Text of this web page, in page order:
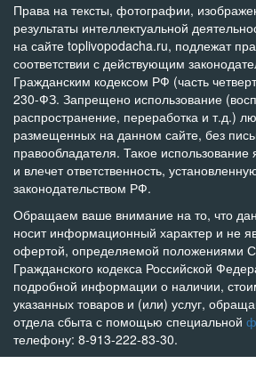
Права на тексты, фотографии,
результаты интеллектуальной
на сайте toplivopodacha.ru, подлежат
соответствии с действующим
Гражданским кодексом РФ (часть
230-ФЗ. Запрещено использование
распространение, переработка и т.д.)
размещенных на данном сайте, без
правообладателя. Такое использование
и влечет ответственность,
законодательством РФ.
Обращаем ваше внимание на то, что
носит информационный характер и не
офертой, определяемой положениями
Гражданского кодекса Российской
подробной информации о наличии,
указанных товаров и (или) услуг,
отдела сбыта с помощью специальной
телефону: 8-913-222-83-30.